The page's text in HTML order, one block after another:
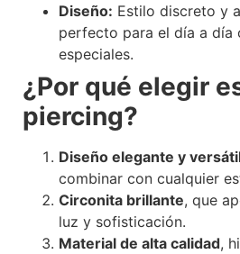
Diseño: Estilo discreto y
perfecto para el día a día
especiales.
¿Por qué elegir
piercing?
Diseño elegante y
combinar con cualquier
Circonita brillante, que
luz y sofisticación.
Material de alta calidad,